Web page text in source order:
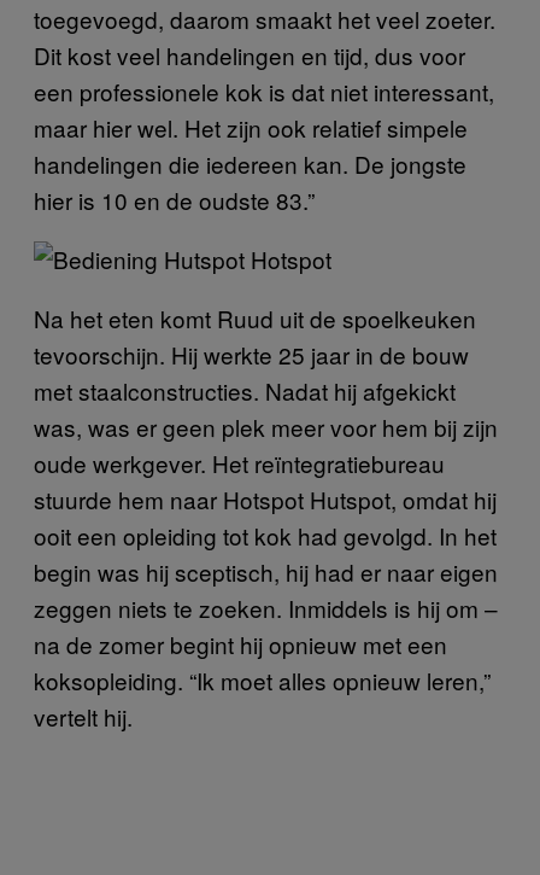
toegevoegd, daarom smaakt het veel zoeter.
Dit kost veel handelingen en tijd, dus voor
een professionele kok is dat niet interessant,
maar hier wel. Het zijn ook relatief simpele
handelingen die iedereen kan. De jongste
hier is 10 en de oudste 83.”
Na het eten komt Ruud uit de spoelkeuken
tevoorschijn. Hij werkte 25 jaar in de bouw
met staalconstructies. Nadat hij afgekickt
was, was er geen plek meer voor hem bij zijn
oude werkgever. Het reïntegratiebureau
stuurde hem naar Hotspot Hutspot, omdat hij
ooit een opleiding tot kok had gevolgd. In het
begin was hij sceptisch, hij had er naar eigen
zeggen niets te zoeken. Inmiddels is hij om –
na de zomer begint hij opnieuw met een
koksopleiding. “Ik moet alles opnieuw leren,”
vertelt hij.